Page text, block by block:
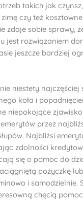
takich jak
czy też
zdaje sobie sprawy,
jest rozwiązaniem
jeszcze bardziej
niestety najczęściej
koła i
niepokojące
przez
Najbliżsi
zdolności
się o pomoc do
pożyczkę
i samodzielnie.
chęcią